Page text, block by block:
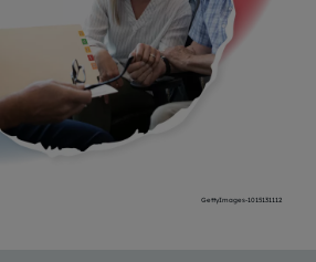
GettyImages-1015131112